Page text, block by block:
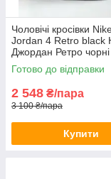
Чоловічі кросівки
Jordan 4 Retro black
Джордан Ретро чорні
весна осінь демі
Готово до відправки
2 548 ₴/пара
3 100 ₴/пара
Купити